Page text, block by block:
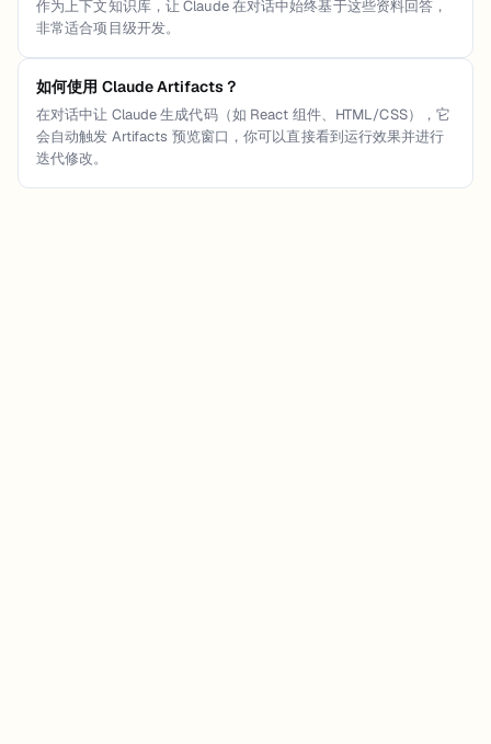
作为上下文知识库，让 Claude 在对话中始终基于这些资料回答，
非常适合项目级开发。
如何使用 Claude Artifacts？
在对话中让 Claude 生成代码（如 React 组件、HTML/CSS），它
会自动触发 Artifacts 预览窗口，你可以直接看到运行效果并进行
迭代修改。